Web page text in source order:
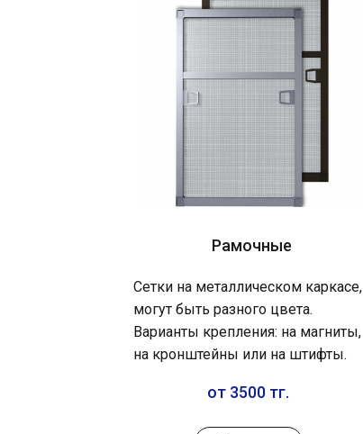
Рамочные
Сетки на металлическом каркасе,
могут быть разного цвета.
Варианты крепления: на магниты,
на кронштейны или на штифты.
от 3500 тг.